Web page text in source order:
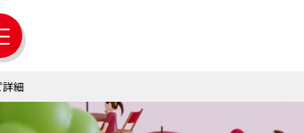
メ
ニ
ュ
ー
詳細